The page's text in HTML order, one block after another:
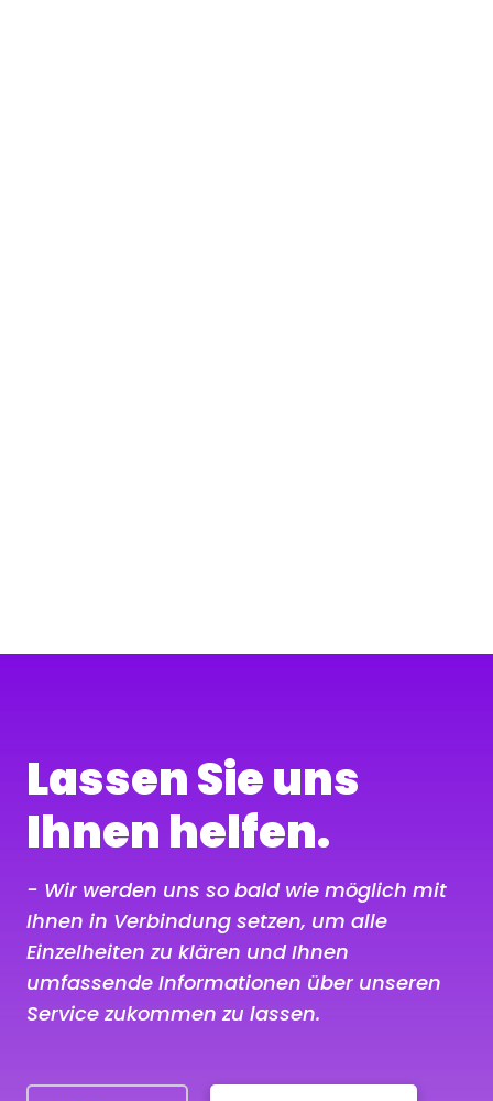
Lassen Sie uns
Ihnen helfen.
- Wir werden uns so bald wie möglich mit
Ihnen in Verbindung setzen, um alle
Einzelheiten zu klären und Ihnen
umfassende Informationen über unseren
Service zukommen zu lassen.